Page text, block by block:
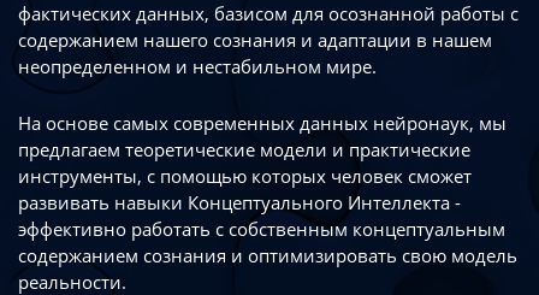
фактических данных, базисом для осознанной работы с
содержанием нашего сознания и адаптации в нашем
неопределенном и нестабильном мире.
На основе самых современных данных нейронаук, мы
предлагаем теоретические модели и практические
инструменты, с помощью которых человек сможет
развивать навыки Концептуального Интеллекта -
эффективно работать с собственным концептуальным
содержанием сознания и оптимизировать свою модель
реальности.